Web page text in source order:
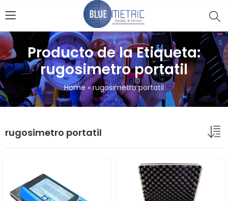
Producto de la Etiqueta:
rugosimetro portatil
Home »rugosimetro portatil
rugosimetro portatil